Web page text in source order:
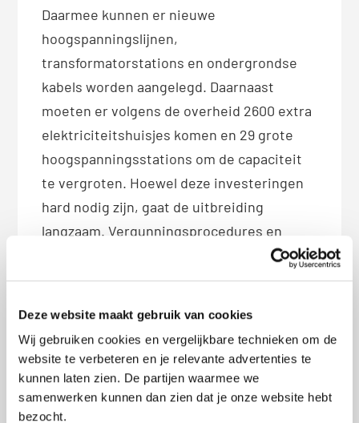
Deze website maakt gebruik van cookies
Wij gebruiken cookies en vergelijkbare technieken om de
website te verbeteren en je relevante advertenties te
kunnen laten zien. De partijen waarmee we
samenwerken kunnen dan zien dat je onze website hebt
bezocht.
Daarmee kunnen er nieuwe
hoogspanningslijnen,
transformatorstations en ondergrondse
kabels worden aangelegd. Daarnaast
moeten er volgens de overheid 2600 extra
elektriciteitshuisjes komen en 29 grote
hoogspanningsstations om de capaciteit
te vergroten. Hoewel deze investeringen
hard nodig zijn, gaat de uitbreiding
langzaam. Vergunningsprocedures en
bezwaren van omwonenden zorgen vaak
voor vertraging.
2. Congestiemanagement
Omdat het uitbreiden van het stroomnet
lang duurt, zoeken netbeheerders naar
manieren om de bestaande capaciteit